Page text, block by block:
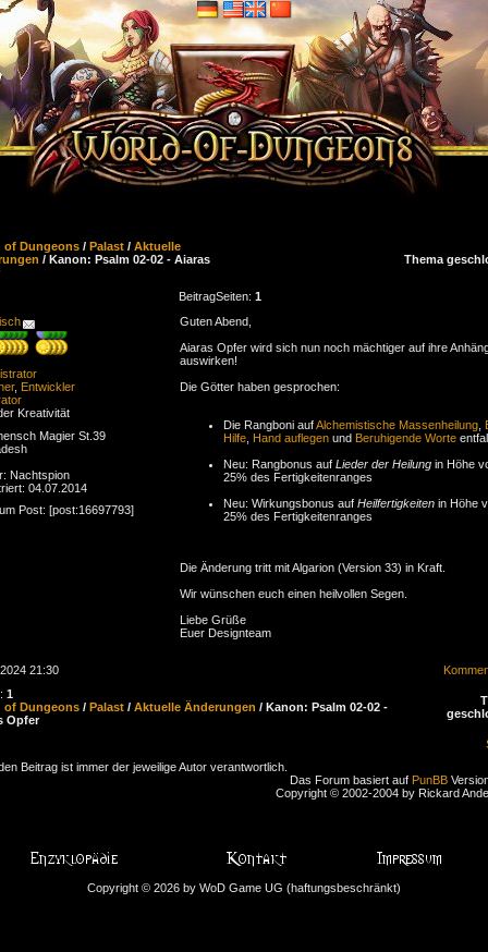
of Dungeons / Palast / Aktuelle
/ Kanon: Psalm 02-02 - Aiaras Thema
BeitragSeiten: 1
, Entwickler
Kreativität
Magier St.39
Nachtspion
04.07.2014
Post: [post:16697793]
Guten Abend,
Aiaras Opfer wird sich nun noch mächtiger auf ihre
auswirken!
Die Götter haben gesprochen:
Die Rangboni aufAlchemistische Massenheilung
Hilfe Hand auflegen und Beruhigende Worte
Neu: Rangbonus auf Lieder der Heilung in Höhe
25% des Fertigkeitenranges
Neu: Wirkungsbonus auf Heilfertigkeiten in Höhe
25% des Fertigkeitenranges
Die Änderung tritt mit Algarion (Version 33) in Kraft.
Wir wünschen euch einen heilvollen Segen.
Liebe Grüße
Euer Designteam
21:30
1
of Dungeons / Palast / Aktuelle Änderungen / Kanon: Psalm 02-02 -
Opfer
Beitrag ist immer der jeweilige Autor verantwortlich.
Das Forum basiert auf PunBB
Copyright © 2002-2004 by Rickard
Copyright © 2026 by WoD Game UG (haftungsbeschränkt)